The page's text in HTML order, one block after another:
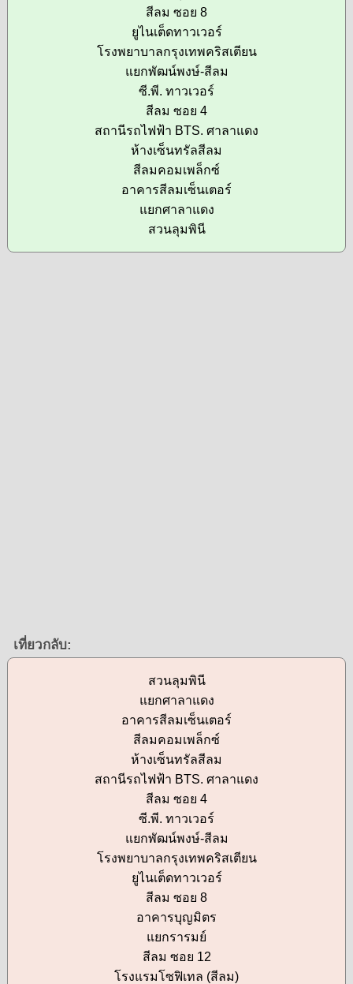
สีลม ซอย 8
ยูไนเต็ดทาวเวอร์
โรงพยาบาลกรุงเทพคริสเตียน
แยกพัฒน์พงษ์-สีลม
ซี.พี. ทาวเวอร์
สีลม ซอย 4
สถานีรถไฟฟ้า BTS. ศาลาแดง
ห้างเซ็นทรัลสีลม
สีลมคอมเพล็กซ์
อาคารสีลมเซ็นเตอร์
แยกศาลาแดง
สวนลุมพินี
เที่ยวกลับ:
สวนลุมพินี
แยกศาลาแดง
อาคารสีลมเซ็นเตอร์
สีลมคอมเพล็กซ์
ห้างเซ็นทรัลสีลม
สถานีรถไฟฟ้า BTS. ศาลาแดง
สีลม ซอย 4
ซี.พี. ทาวเวอร์
แยกพัฒน์พงษ์-สีลม
โรงพยาบาลกรุงเทพคริสเตียน
ยูไนเต็ดทาวเวอร์
สีลม ซอย 8
อาคารบุญมิตร
แยกรารมย์
สีลม ซอย 12
โรงแรมโซฟิเทล (สีลม)